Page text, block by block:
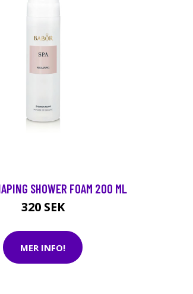
SHOWER FOAM 200 ML
320 SEK
MER INFO!